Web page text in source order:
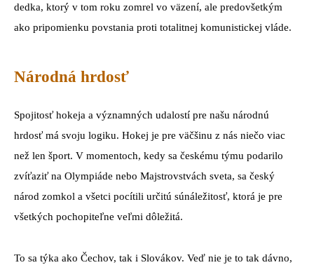
dedka, ktorý v tom roku zomrel vo väzení, ale predovšetkým
ako pripomienku povstania proti totalitnej komunistickej vláde.
Národná hrdosť
Spojitosť hokeja a významných udalostí pre našu národnú
hrdosť má svoju logiku. Hokej je pre väčšinu z nás niečo viac
než len šport. V momentoch, kedy sa českému týmu podarilo
zvíťaziť na Olympiáde nebo Majstrovstvách sveta, sa český
národ zomkol a všetci pocítili určitú súnáležitosť, ktorá je pre
všetkých pochopiteľne veľmi dôležitá.
To sa týka ako Čechov, tak i Slovákov. Veď nie je to tak dávno,